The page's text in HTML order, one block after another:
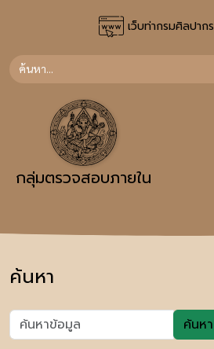
เว็บท่ากรมศิลปากร
กลุ่มตรวจสอบภายใน
ค้นหา
ค้นหา